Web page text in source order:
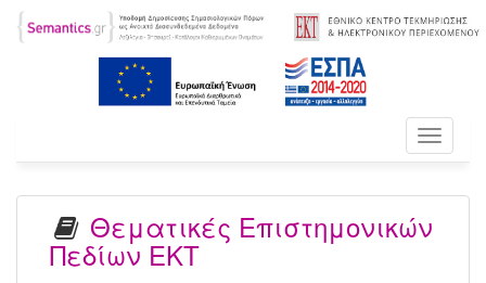
Toggle
Θεματικές Επιστημονικών
Πεδίων ΕΚΤ